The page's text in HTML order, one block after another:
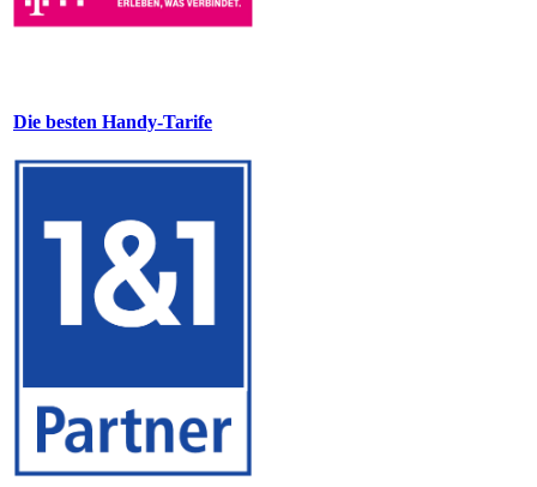
Die besten Handy-Tarife